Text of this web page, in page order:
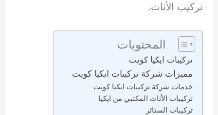
تركيب الأثاث.
المحتويات
تركيبات ايكيا كويت
مميزات شركة تركيبات ايكيا كويت
خدمات شركة تركيبات ايكيا كويت
تركيبات الأثاث المكتبي من ايكيا
تركيبات الستائر